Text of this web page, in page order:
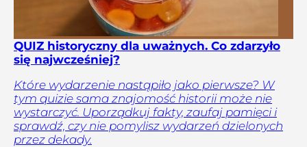
QUIZ historyczny dla uważnych. Co zdarzyło
się najwcześniej?
Które wydarzenie nastąpiło jako pierwsze? W
tym quizie sama znajomość historii może nie
wystarczyć. Uporządkuj fakty, zaufaj pamięci i
sprawdź, czy nie pomylisz wydarzeń dzielonych
przez dekady.